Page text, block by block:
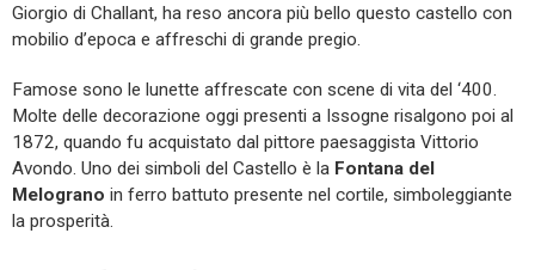
Giorgio di Challant, ha reso ancora più bello questo castello con
mobilio d’epoca e affreschi di grande pregio.
Famose sono le lunette affrescate con scene di vita del ‘400.
Molte delle decorazione oggi presenti a Issogne risalgono poi al
1872, quando fu acquistato dal pittore paesaggista Vittorio
Avondo. Uno dei simboli del Castello è la Fontana del
Melograno in ferro battuto presente nel cortile, simboleggiante
la prosperità.